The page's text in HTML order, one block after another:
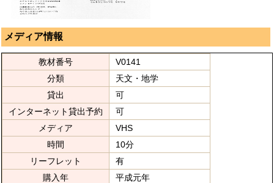
メディア情報
教材番号
V0141
分類
天文・地学
貸出
可
インターネット貸出予約
可
メディア
VHS
時間
10分
リーフレット
有
購入年
平成元年